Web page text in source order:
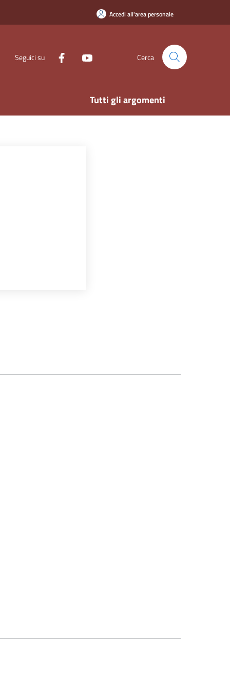
Accedi all'area personale
Seguici su Cerca
Tutti gli argomenti